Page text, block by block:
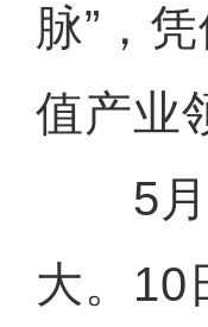
脉”，
值产业
5月
大。10